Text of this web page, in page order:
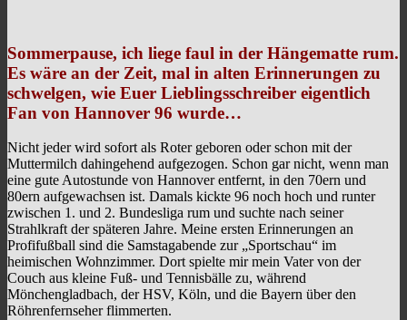
Sommerpause, ich liege faul in der Hängematte rum.
Es wäre an der Zeit, mal in alten Erinnerungen zu
schwelgen, wie Euer Lieblingsschreiber eigentlich
Fan von Hannover 96 wurde…
Nicht jeder wird sofort als Roter geboren oder schon mit der
Muttermilch dahingehend aufgezogen. Schon gar nicht, wenn man
eine gute Autostunde von Hannover entfernt, in den 70ern und
80ern aufgewachsen ist. Damals kickte 96 noch hoch und runter
zwischen 1. und 2. Bundesliga rum und suchte nach seiner
Strahlkraft der späteren Jahre. Meine ersten Erinnerungen an
Profifußball sind die Samstagabende zur „Sportschau“ im
heimischen Wohnzimmer. Dort spielte mir mein Vater von der
Couch aus kleine Fuß- und Tennisbälle zu, während
Mönchengladbach, der HSV, Köln, und die Bayern über den
Röhrenfernseher flimmerten.